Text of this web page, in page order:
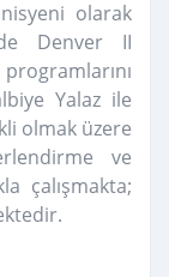
olarak
Denver II
Yalaz ile
olmak üzere
ve
çalışmakta;